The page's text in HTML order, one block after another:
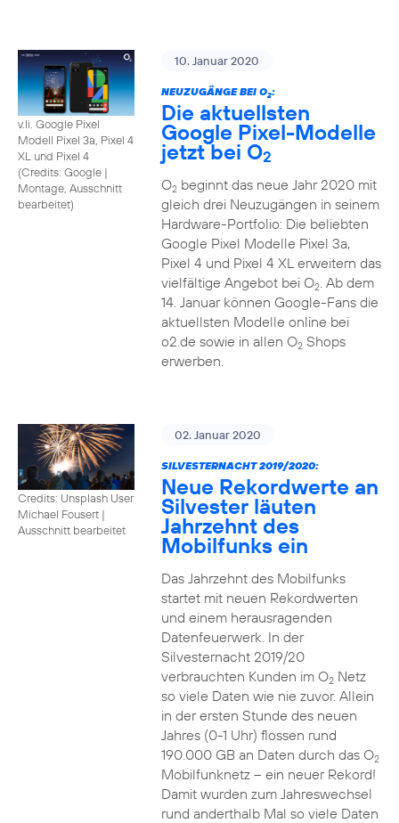
v.li. Google Pixel
Modell Pixel 3a, Pixel 4
XL und Pixel 4
(Credits: Google |
Montage, Ausschnitt
bearbeitet)
10. Januar 2020
NEUZUGÄNGE BEI O2:
Die aktuellsten
Google Pixel-Modelle
jetzt bei O2
O2beginnt das neue Jahr 2020 mit
gleich drei Neuzugängen in seinem
Hardware-Portfolio: Die beliebten
Google Pixel Modelle Pixel 3a,
Pixel 4 und Pixel 4 XL erweitern das
vielfältige Angebot bei O2. Ab dem
14. Januar können Google-Fans die
aktuellsten Modelle online bei
o2.de sowie in allen O2Shops
erwerben.
Credits: Unsplash User
Michael Fousert |
Ausschnitt bearbeitet
02. Januar 2020
SILVESTERNACHT 2019/2020:
Neue Rekordwerte an
Silvester läuten
Jahrzehnt des
Mobilfunks ein
Das Jahrzehnt des Mobilfunks
startet mit neuen Rekordwerten
und einem herausragenden
Datenfeuerwerk. In der
Silvesternacht 2019/20
verbrauchten Kunden im O2Netz
so viele Daten wie nie zuvor. Allein
in der ersten Stunde des neuen
Jahres (0-1 Uhr) flossen rund
190.000 GB an Daten durch das O2
Mobilfunknetz – ein neuer Rekord!
Damit wurden zum Jahreswechsel
rund anderthalb Mal so viele Daten